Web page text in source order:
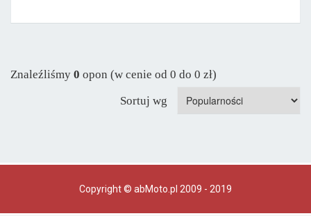
Znaleźliśmy 0 opon (w cenie od 0 do 0 zł)
Sortuj wg
Copyright © abMoto.pl 2009 - 2019